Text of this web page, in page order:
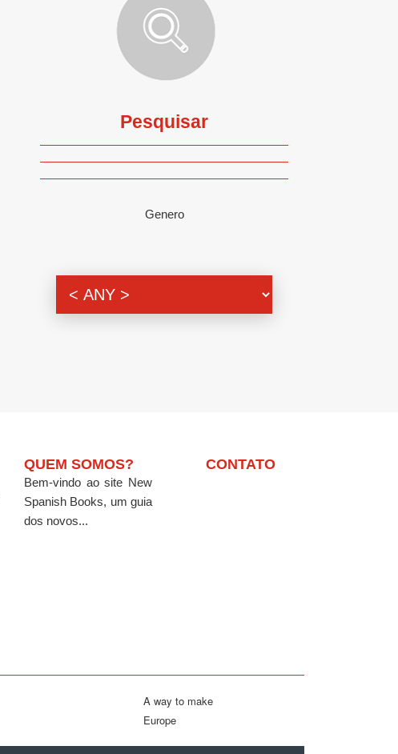
Pesquisar
Genero
QUEM SOMOS?
Bem-vindo ao site New
Spanish Books, um guia
dos novos...
CONTATO
A way to make
Europe